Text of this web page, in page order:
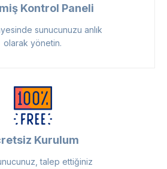
Kontrol Paneli
sunucunuzu anlık
olarak yönetin.
Kurulum
talep ettiğiniz